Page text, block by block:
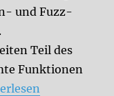
und Fuzz-
Teil des
Funktionen
BYOC